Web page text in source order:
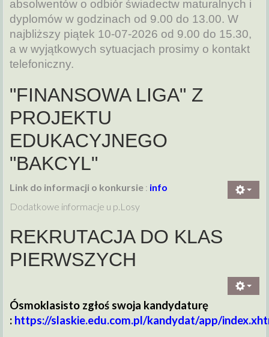
absolwentów o odbiór świadectw maturalnych i
dyplomów w godzinach od 9.00 do 13.00. W
najbliższy piątek 10-07-2026 od 9.00 do 15.30,
a w wyjątkowych sytuacjach prosimy o kontakt
telefoniczny.
"FINANSOWA LIGA" Z
PROJEKTU
EDUKACYJNEGO
"BAKCYL"
Link do informacji o konkursie : info
Dodatkowe informacje u p.Losy
REKRUTACJA DO KLAS
PIERWSZYCH
Ósmoklasisto zgłoś swoja kandydaturę
: https://slaskie.edu.com.pl/kandydat/app/